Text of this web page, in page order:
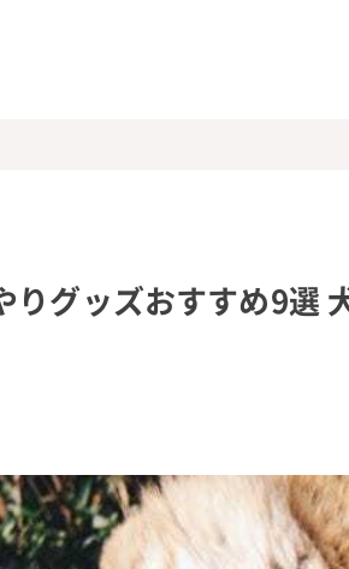
りグッズおすすめ9選